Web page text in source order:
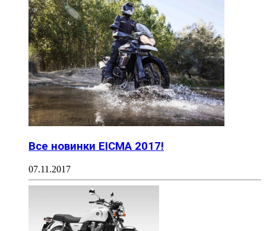
Все новинки EICMA 2017!
07.11.2017